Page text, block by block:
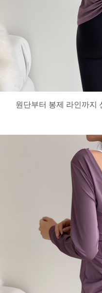
원단부터 봉제 라인까지